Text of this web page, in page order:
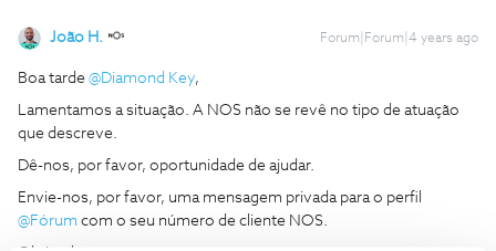
João H. Forum|Forum|4 years ago
Boa tarde @Diamond Key,
Lamentamos a situação. A NOS não se revê no tipo de atuação
que descreve.
Dê-nos, por favor, oportunidade de ajudar.
Envie-nos, por favor, uma mensagem privada para o perfil
@Fórum com o seu número de cliente NOS.